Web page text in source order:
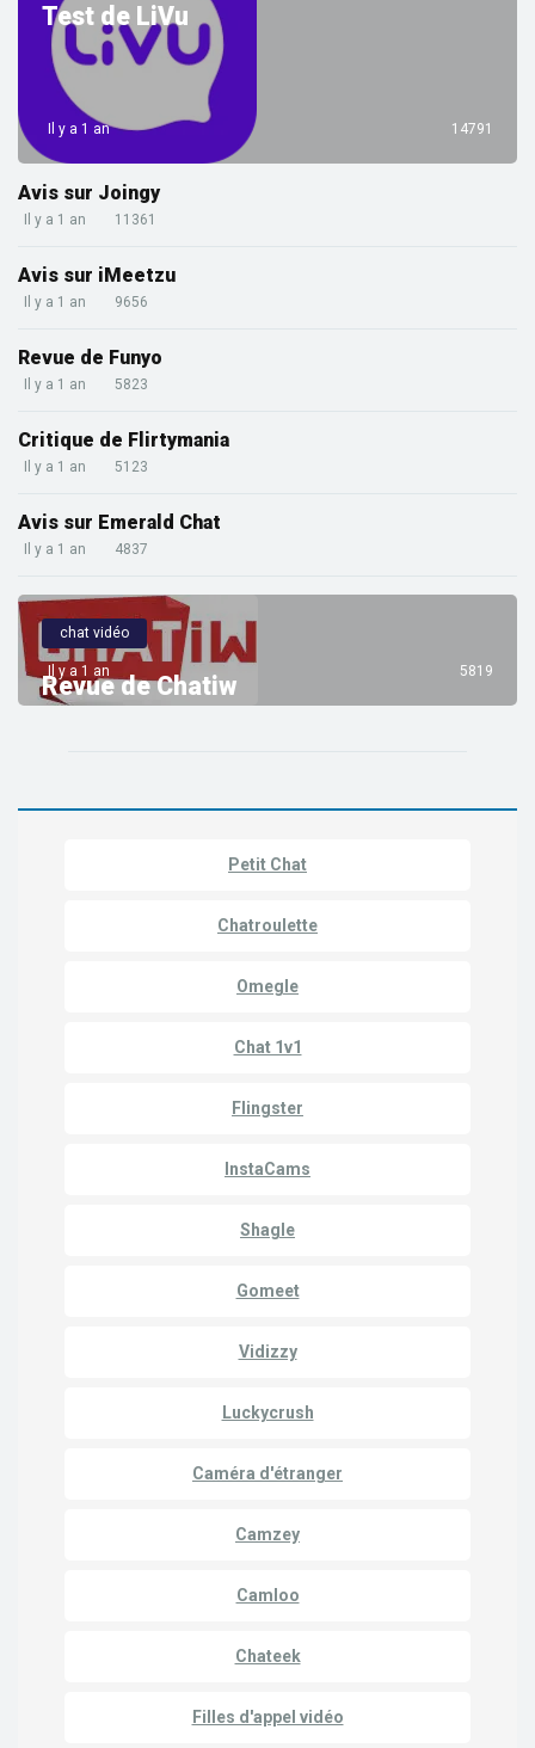
Test de LiVu
Il y a 1 an 14791
Avis sur Joingy
Il y a 1 an 11361
Avis sur iMeetzu
Il y a 1 an 9656
Revue de Funyo
Il y a 1 an 5823
Critique de Flirtymania
Il y a 1 an 5123
Avis sur Emerald Chat
Il y a 1 an 4837
chat vidéo
Revue de Chatiw
Il y a 1 an 5819
Petit Chat
Chatroulette
Omegle
Chat 1v1
Flingster
InstaCams
Shagle
Gomeet
Vidizzy
Luckycrush
Caméra d'étranger
Camzey
Camloo
Chateek
Filles d'appel vidéo